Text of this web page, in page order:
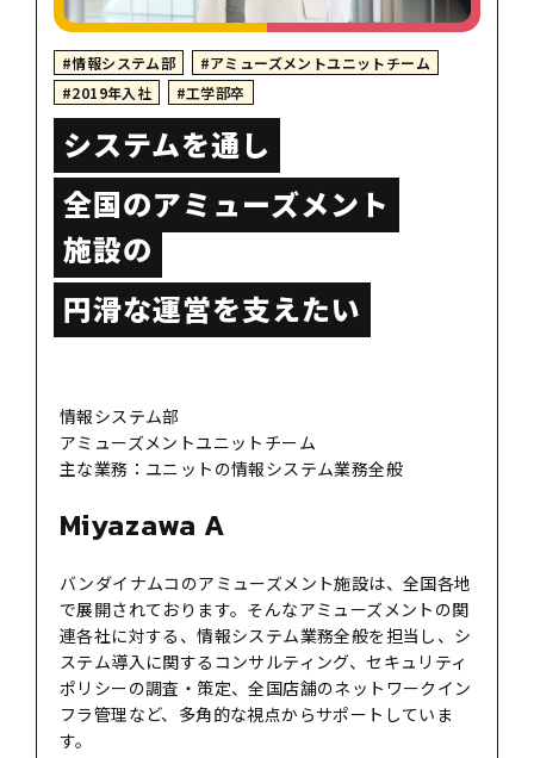
#情報システム部
#アミューズメントユニットチーム
#2019年入社
#工学部卒
システムを通し
全国のアミューズメント
施設の
円滑な運営を支えたい
情報システム部
アミューズメントユニットチーム
主な業務：ユニットの情報システム業務全般
Miyazawa A
バンダイナムコのアミューズメント施設は、全国各地
で展開されております。そんなアミューズメントの関
連各社に対する、情報システム業務全般を担当し、シ
ステム導入に関するコンサルティング、セキュリティ
ポリシーの調査・策定、全国店舗のネットワークイン
フラ管理など、多角的な視点からサポートしていま
す。